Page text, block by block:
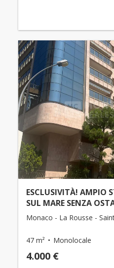
ESCLUSIVITÀ! AMPIO
SUL MARE SENZA
Monaco - La Rousse -
47 m² Monolocale
4.000 €